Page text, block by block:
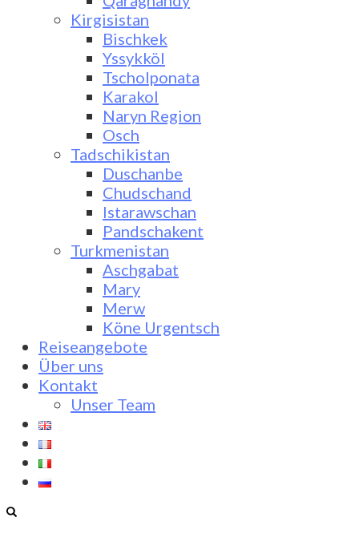
Kirgisistan
Bischkek
Yssykköl
Tscholponata
Karakol
Naryn Region
Osch
Tadschikistan
Duschanbe
Chudschand
Istarawschan
Pandschakent
Turkmenistan
Aschgabat
Mary
Merw
Köne Urgentsch
Reiseangebote
Über uns
Kontakt
Unser Team